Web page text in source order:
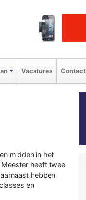
Vacatures Contact
midden in het
heeft twee
hebben
en